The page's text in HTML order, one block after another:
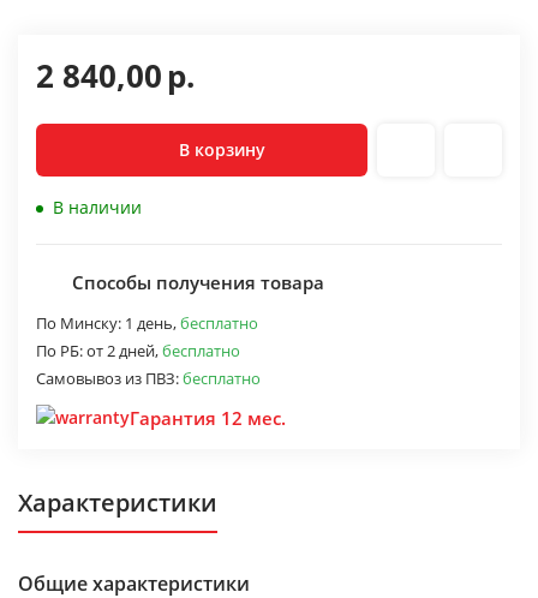
2 840,00р.
В корзину
В наличии
Способы получения товара
По Минску: 1 день,бесплатно
По РБ:от 2 дней,бесплатно
Самовывоз из ПВЗ:бесплатно
Гарантия 12 мес.
Характеристики
Общие характеристики